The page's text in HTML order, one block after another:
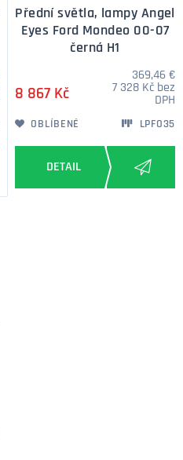
Přední světla, lampy Angel
Eyes Ford Mondeo 00-07
černá H1
8 867 Kč
369,46 €
7 328 Kč bez
DPH
OBLÍBENÉ LPFO35